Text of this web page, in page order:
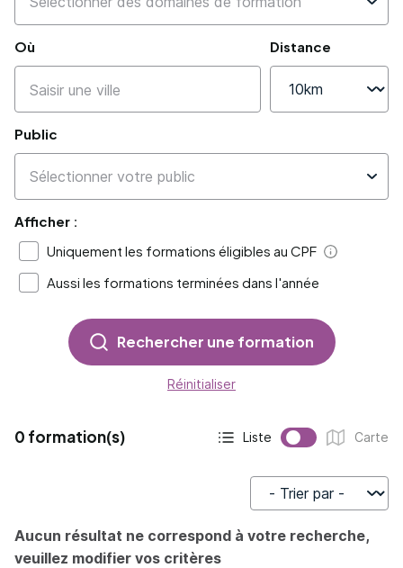
Où Distance
Public
Afficher :
Uniquement les formations éligibles au CPF
Aide
Aussi les formations terminées dans l'année
Rechercher une formation
Réinitialiser
0 formation(s)
Affichage actif :
Liste
Affichage :
Carte
Trier par
Aucun résultat ne correspond à votre recherche,
veuillez modifier vos critères